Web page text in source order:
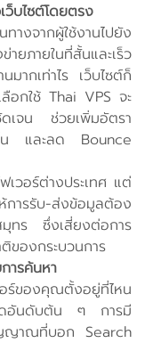
บไซต์โดยตรง
งจากผู้ใช้งานไปยัง
ายภายในที่สั้นและเร็ว
ากเท่าไร เว็บไซต์ก็
ลือกใช้ Thai VPS จะ
ดเจน ช่วยเพิ่มอัตรา
ขึ้น และลด Bounce
เวอร์ต่างประเทศ แต่
การรับ-ส่งข้อมูลต้อง
มุทร ซึ่งเสี่ยงต่อการ
ของกระบวนการ
ารค้นหา
ของคุณตั้งอยู่ที่ไหน
ติดอันดับต้น ๆ การมี
ญาณที่บอก Search